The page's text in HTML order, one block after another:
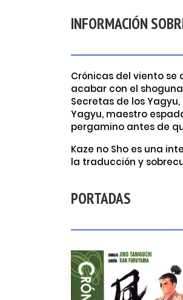
INFORMACIÓN
Crónicas del viento se
acabar con el
Secretas de los
Yagyu, maestro
pergamino antes de
Kaze no Sho es una
la traducción y
PORTADAS